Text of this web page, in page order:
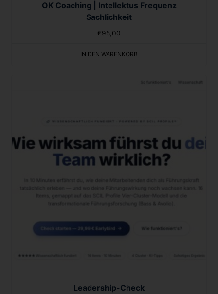
OK Coaching | Intellektus Frequenz
Sachlichkeit
€95,00
IN DEN WARENKORB
Leadership-Check